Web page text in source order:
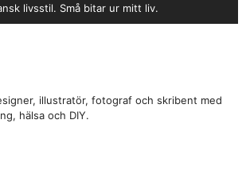
livsstil. Små bitar ur mitt liv.
illustratör, fotograf och skribent med
hälsa och DIY.